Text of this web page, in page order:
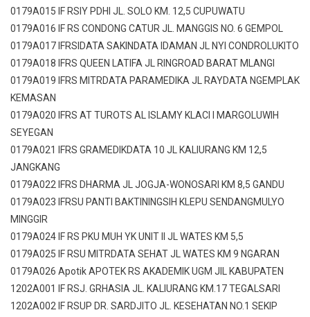
0179A015 IF RSIY PDHI JL. SOLO KM. 12,5 CUPUWATU
0179A016 IF RS CONDONG CATUR JL. MANGGIS NO. 6 GEMPOL
0179A017 IFRSIDATA SAKINDATA IDAMAN JL NYI CONDROLUKITO
0179A018 IFRS QUEEN LATIFA JL RINGROAD BARAT MLANGI
0179A019 IFRS MITRDATA PARAMEDIKA JL RAYDATA NGEMPLAK
KEMASAN
0179A020 IFRS AT TUROTS AL ISLAMY KLACI I MARGOLUWIH
SEYEGAN
0179A021 IFRS GRAMEDIKDATA 10 JL KALIURANG KM 12,5
JANGKANG
0179A022 IFRS DHARMA JL JOGJA-WONOSARI KM 8,5 GANDU
0179A023 IFRSU PANTI BAKTININGSIH KLEPU SENDANGMULYO
MINGGIR
0179A024 IF RS PKU MUH YK UNIT II JL WATES KM 5,5
0179A025 IF RSU MITRDATA SEHAT JL WATES KM 9 NGARAN
0179A026 Apotik APOTEK RS AKADEMIK UGM JlL KABUPATEN
1202A001 IF RSJ. GRHASIA JL. KALIURANG KM.17 TEGALSARI
1202A002 IF RSUP DR. SARDJITO JL. KESEHATAN NO.1 SEKIP